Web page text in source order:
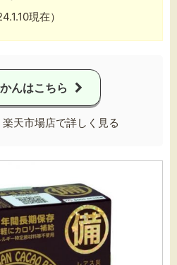
現在）
んはこちら
天市場店で詳しく見る